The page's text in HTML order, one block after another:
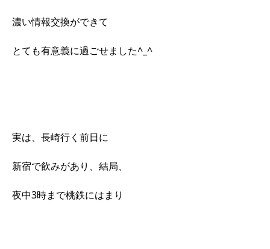
濃い情報交換ができて
とても有意義に過ごせました^_^
実は、長崎行く前日に
新宿で飲みがあり、結局、
夜中3時まで桃鉄にはまり